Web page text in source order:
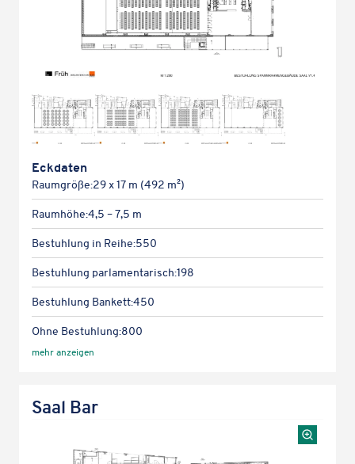
Eckda­ten
Raum­größe:29 x 17 m (492 m²)
Raum­höhe:4,5 – 7,5 m
Bestuh­lung in Reihe:550
Bestuh­lung parlamentarisch:198
Bestuh­lung Bankett:450
Ohne Bestuh­lung:800
mehr anzeigen
Saal Bar
Karteninhalte zulassen
Wir verwenden Google Maps, um Karten auf unserer Website
anzuzeigen. Genaue Infos finden Sie in unserem Datenschutz